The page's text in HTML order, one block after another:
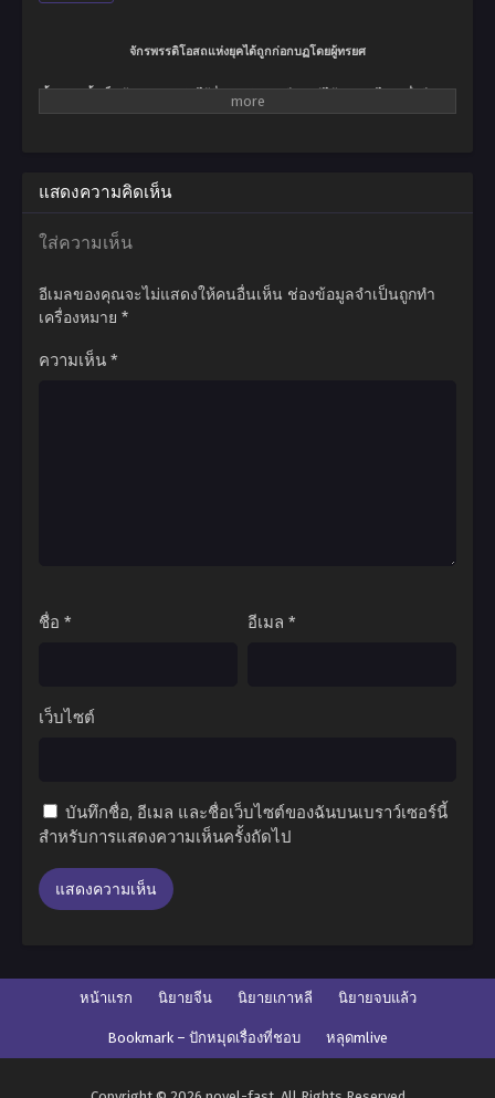
จักรพรรดิโอสถแห่งยุคได้ถูกก่อกบฏโดยผู้ทรยศ
ที่จะสิ้นชีพลง….
แสดงความคิดเห็น
ใส่ความเห็น
อีเมลของคุณจะไม่แสดงให้คนอื่นเห็น ช่องข้อมูลจำเป็นถูกทำ
เครื่องหมาย *
ความเห็น *
ชื่อ * อีเมล *
เว็บไซต์
บันทึกชื่อ, อีเมล และชื่อเว็บไซต์ของฉันบนเบราว์เซอร์นี้
สำหรับการแสดงความเห็นครั้งถัดไป
หน้าแรก นิยายจีน นิยายเกาหลี นิยายจบแล้ว
Bookmark – ปักหมุดเรื่องที่ชอบ หลุดmlive